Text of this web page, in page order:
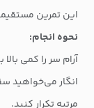
این تمرین
نحوه انجام:
آرام سر را کمی
مرتبه تکرار کنید.